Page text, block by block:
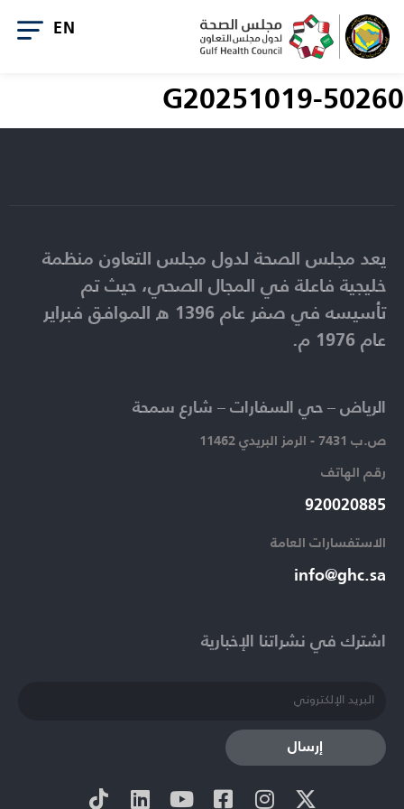
G20251019-50260
اشترك في نشراتنا الإخبارية​
إرسال
الرياض – حي السفارات – شارع سمحة​
ص.ب 7431 - الرمز البريدي 11462
رقم الهاتف​
920020885​
الاستفسارات العامة ​
info@ghc.sa​
يعد مجلس الصحة لدول مجلس التعاون منظمة
خليجية فاعلة في المجال الصحي، حيث تم
تأسيسه في صفر عام 1396 ه الموافق فبراير
عام 1976 م.